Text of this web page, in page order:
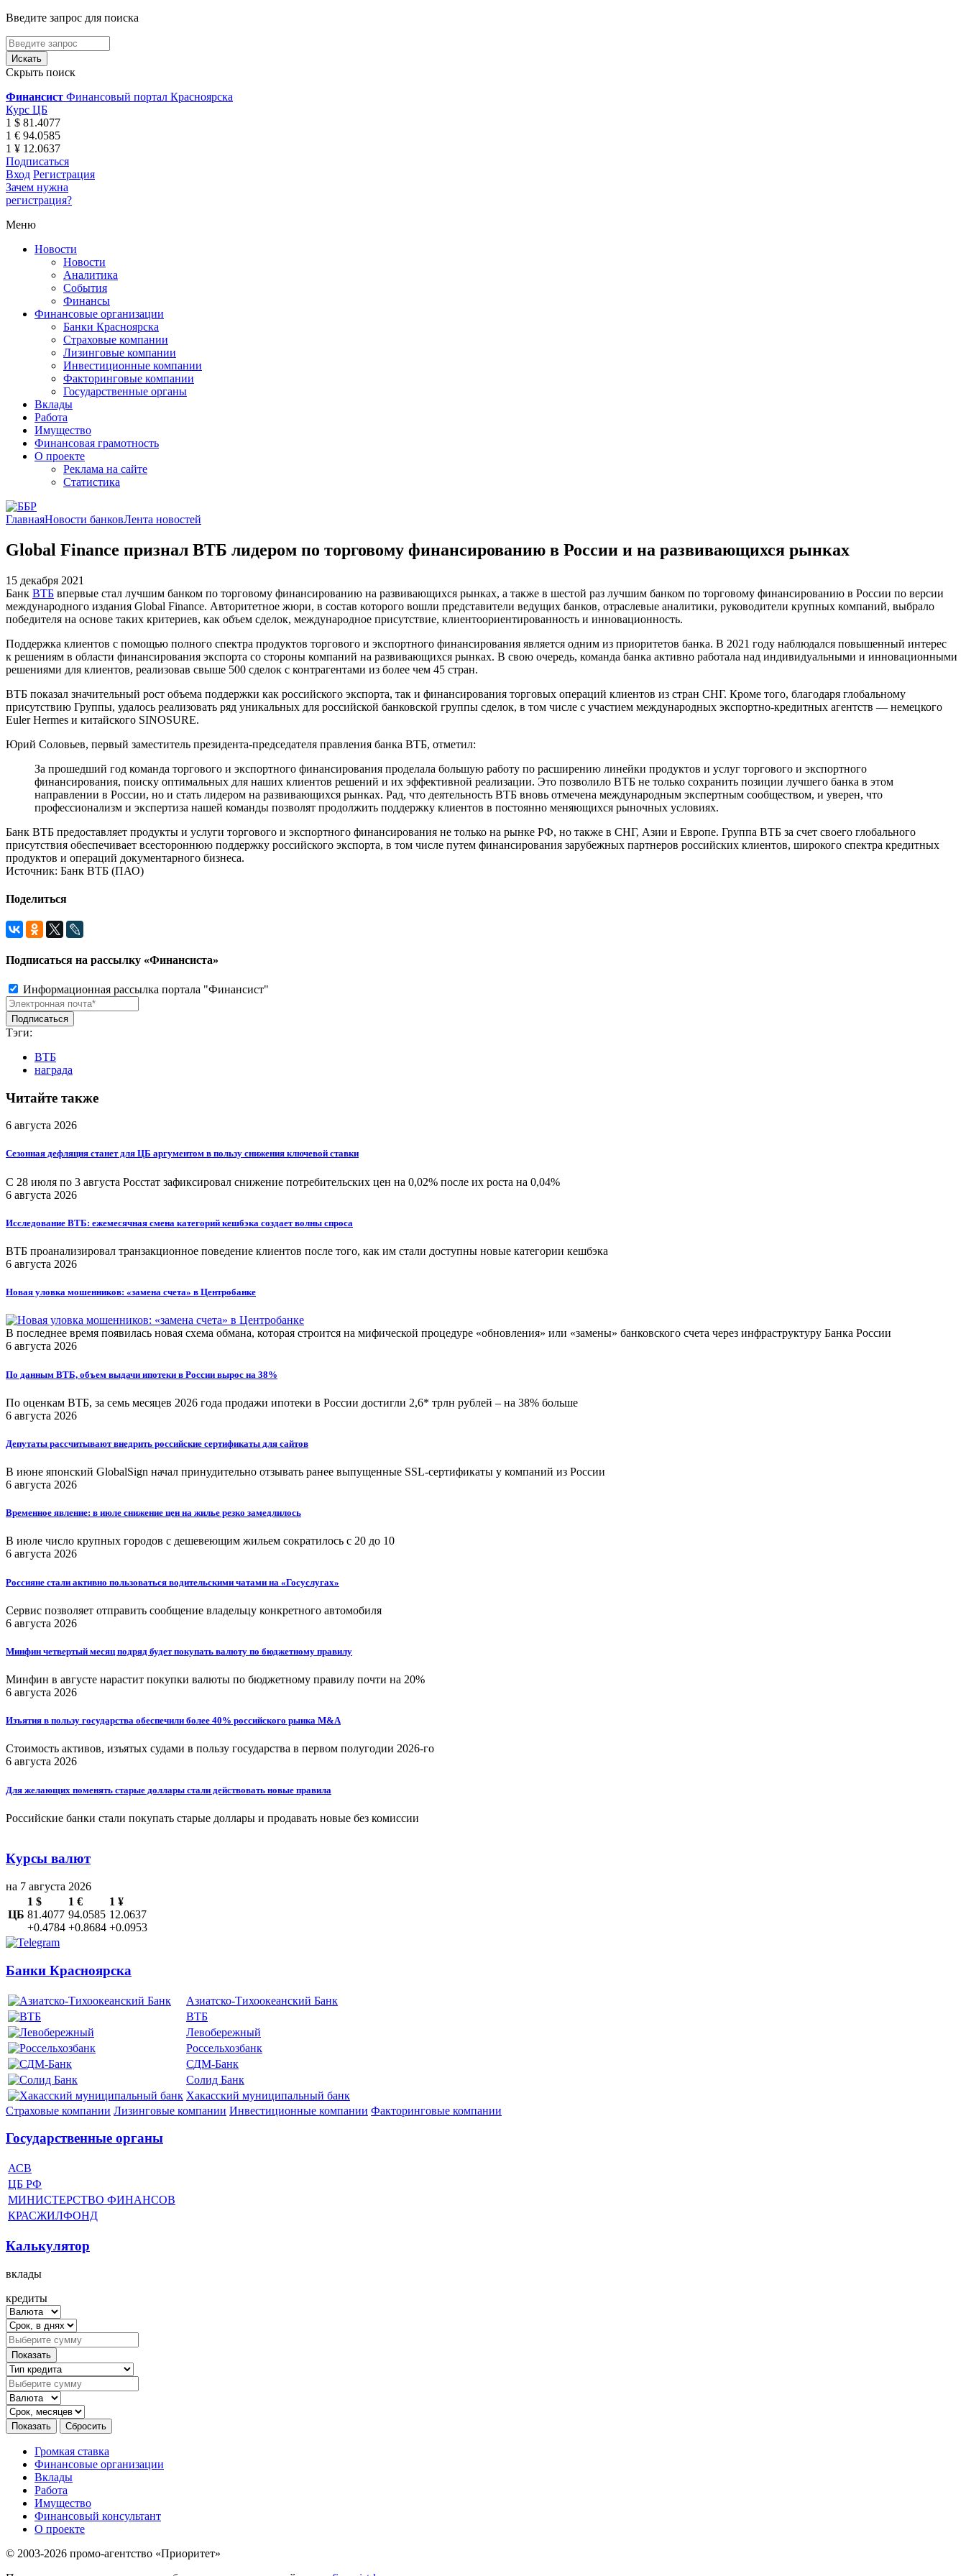
Введите запрос для поиска
Скрыть поиск
Финансист Финансовый портал Красноярска
Курс ЦБ
1 $ 81.4077
1 € 94.0585
1 ¥ 12.0637
Подписаться
Вход Регистрация
Зачем нужна
регистрация?
Меню
Новости
Новости
Аналитика
События
Финансы
Финансовые организации
Банки Красноярска
Страховые компании
Лизинговые компании
Инвестиционные компании
Факторинговые компании
Государственные органы
Вклады
Работа
Имущество
Финансовая грамотность
О проекте
Реклама на сайте
Статистика
ГлавнаяНовости банковЛента новостей
Global Finance признал ВТБ лидером по торговому финансированию в России и на развивающихся рынках
15 декабря 2021
Банк ВТБ впервые стал лучшим банком по торговому финансированию на развивающихся рынках, а также в шестой раз лучшим банком по торговому финансированию в России по версии
международного издания Global Finance. Авторитетное жюри, в состав которого вошли представители ведущих банков, отраслевые аналитики, руководители крупных компаний, выбрало
победителя на основе таких критериев, как объем сделок, международное присутствие, клиентоориентированность и инновационность.
Поддержка клиентов с помощью полного спектра продуктов торгового и экспортного финансирования является одним из приоритетов банка. В 2021 году наблюдался повышенный интерес
к решениям в области финансирования экспорта со стороны компаний на развивающихся рынках. В свою очередь, команда банка активно работала над индивидуальными и инновационными
решениями для клиентов, реализовав свыше 500 сделок с контрагентами из более чем 45 стран.
ВТБ показал значительный рост объема поддержки как российского экспорта, так и финансирования торговых операций клиентов из стран СНГ. Кроме того, благодаря глобальному
присутствию Группы, удалось реализовать ряд уникальных для российской банковской группы сделок, в том числе с участием международных экспортно-кредитных агентств — немецкого
Euler Hermes и китайского SINOSURE.
Юрий Соловьев, первый заместитель президента-председателя правления банка ВТБ, отметил:
За прошедший год команда торгового и экспортного финансирования проделала большую работу по расширению линейки продуктов и услуг торгового и экспортного
финансирования, поиску оптимальных для наших клиентов решений и их эффективной реализации. Это позволило ВТБ не только сохранить позиции лучшего банка в этом
направлении в России, но и стать лидером на развивающихся рынках. Рад, что деятельность ВТБ вновь отмечена международным экспертным сообществом, и уверен, что
профессионализм и экспертиза нашей команды позволят продолжить поддержку клиентов в постоянно меняющихся рыночных условиях.
Банк ВТБ предоставляет продукты и услуги торгового и экспортного финансирования не только на рынке РФ, но также в СНГ, Азии и Европе. Группа ВТБ за счет своего глобального
присутствия обеспечивает всестороннюю поддержку российского экспорта, в том числе путем финансирования зарубежных партнеров российских клиентов, широкого спектра кредитных
продуктов и операций документарного бизнеса.
Источник: Банк ВТБ (ПАО)
Поделиться
Подписаться на рассылку «Финансиста»
Информационная рассылка портала "Финансист"
Тэги:
ВТБ
награда
Читайте также
6 августа 2026
Сезонная дефляция станет для ЦБ аргументом в пользу снижения ключевой ставки
С 28 июля по 3 августа Росстат зафиксировал снижение потребительских цен на 0,02% после их роста на 0,04%
6 августа 2026
Исследование ВТБ: ежемесячная смена категорий кешбэка создает волны спроса
ВТБ проанализировал транзакционное поведение клиентов после того, как им стали доступны новые категории кешбэка
6 августа 2026
Новая уловка мошенников: «замена счета» в Центробанке
В последнее время появилась новая схема обмана, которая строится на мифической процедуре «обновления» или «замены» банковского счета через инфраструктуру Банка России
6 августа 2026
По данным ВТБ, объем выдачи ипотеки в России вырос на 38%
По оценкам ВТБ, за семь месяцев 2026 года продажи ипотеки в России достигли 2,6* трлн рублей – на 38% больше
6 августа 2026
Депутаты рассчитывают внедрить российские сертификаты для сайтов
В июне японский GlobalSign начал принудительно отзывать ранее выпущенные SSL-сертификаты у компаний из России
6 августа 2026
Временное явление: в июле снижение цен на жилье резко замедлилось
В июле число крупных городов с дешевеющим жильем сократилось с 20 до 10
6 августа 2026
Россияне стали активно пользоваться водительскими чатами на «Госуслугах»
Сервис позволяет отправить сообщение владельцу конкретного автомобиля
6 августа 2026
Минфин четвертый месяц подряд будет покупать валюту по бюджетному правилу
Минфин в августе нарастит покупки валюты по бюджетному правилу почти на 20%
6 августа 2026
Изъятия в пользу государства обеспечили более 40% российского рынка M&A
Стоимость активов, изъятых судами в пользу государства в первом полугодии 2026-го
6 августа 2026
Для желающих поменять старые доллары стали действовать новые правила
Российские банки стали покупать старые доллары и продавать новые без комиссии
Курсы валют
на 7 августа 2026
ЦБ
1 $
81.4077
+0.4784
1 €
94.0585
+0.8684
1 ¥
12.0637
+0.0953
Банки Красноярска
Азиатско-Тихоокеанский Банк
ВТБ
Левобережный
Россельхозбанк
СДМ-Банк
Солид Банк
Хакасский муниципальный банк
Страховые компании Лизинговые компании Инвестиционные компании Факторинговые компании
Государственные органы
АСВ
ЦБ РФ
МИНИСТЕРСТВО ФИНАНСОВ
КРАСЖИЛФОНД
Калькулятор
вклады
кредиты
Громкая ставка
Финансовые организации
Вклады
Работа
Имущество
Финансовый консультант
О проекте
© 2003-2026 промо-агентство «Приоритет»